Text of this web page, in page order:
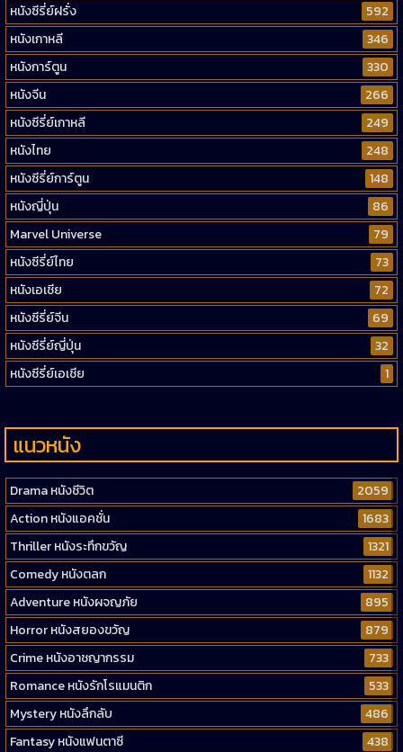
หนังซีรี่ย์ฝรั่ง
592
หนังเกาหลี
346
หนังการ์ตูน
330
หนังจีน
266
หนังซีรี่ย์เกาหลี
249
หนังไทย
248
หนังซีรี่ย์การ์ตูน
148
หนังญี่ปุ่น
86
Marvel Universe
79
หนังซีรี่ย์ไทย
73
หนังเอเชีย
72
หนังซีรี่ย์จีน
69
หนังซีรี่ย์ญี่ปุ่น
32
หนังซีรี่ย์เอเชีย
1
แนวหนัง
Drama หนังชีวิต
2059
Action หนังแอคชั่น
1683
Thriller หนังระทึกขวัญ
1321
Comedy หนังตลก
1132
Adventure หนังผจญภัย
895
Horror หนังสยองขวัญ
879
Crime หนังอาชญากรรม
733
Romance หนังรักโรแมนติก
533
Mystery หนังลึกลับ
486
Fantasy หนังแฟนตาซี
438